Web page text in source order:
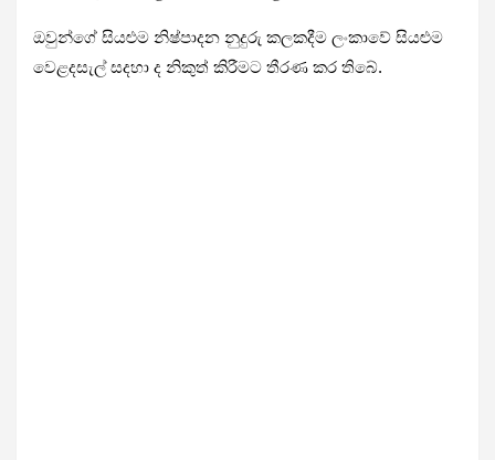
ඔවුන්ගේ සියළුම නිෂ්පාදන නුදුරු කලකදීම ලංකාවේ සියළුම
වෙළදසැල් සදහා ද නිකුත් කිරීමට තීරණ කර තිබේ.